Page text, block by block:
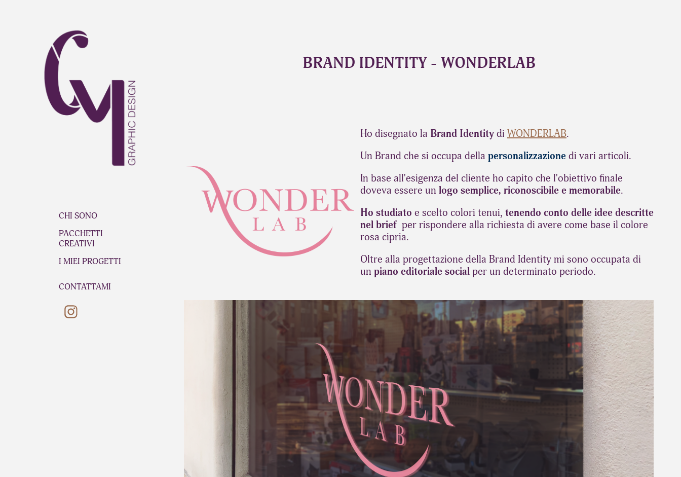
CHI SONO
PACCHETTI
CREATIVI
I MIEI PROGETTI
CONTATTAMI
BRAND IDENTITY - WONDERLAB
Ho disegnato la Brand Identity di WONDERLAB.
Un Brand che si occupa della personalizzazione di vari articoli.
In base all'esigenza del cliente ho capito che l'obiettivo finale
doveva essere un logo semplice, riconoscibile e memorabile.
Ho studiato e scelto colori tenui, tenendo conto delle idee descritte
nel brief per rispondere alla richiesta di avere come base il colore
rosa cipria.
Oltre alla progettazione della Brand Identity mi sono occupata di
un piano editoriale social per un determinato periodo.